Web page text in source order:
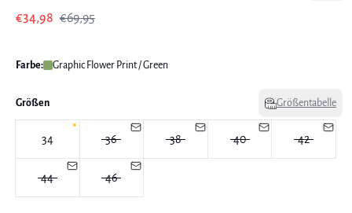
€34,98 €69,95
Farbe: Graphic Flower Print / Green
Größen Größentabelle
34 36 38 40 42
44 46